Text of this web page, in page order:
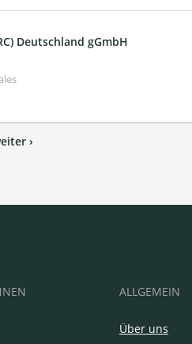
Deutschland gGmbH
›
ALLGEMEIN
Über uns